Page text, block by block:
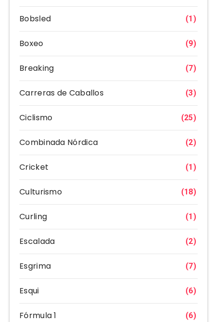
Bobsled (1)
Boxeo (9)
Breaking (7)
Carreras de Caballos (3)
Ciclismo (25)
Combinada Nórdica (2)
Cricket (1)
Culturismo (18)
Curling (1)
Escalada (2)
Esgrima (7)
Esqui (6)
Fórmula 1 (6)